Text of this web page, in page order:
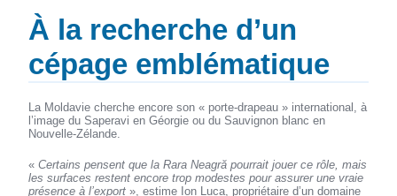
À la recherche d’un
cépage emblématique
La Moldavie cherche encore son « porte-drapeau » international, à
l’image du Saperavi en Géorgie ou du Sauvignon blanc en
Nouvelle-Zélande.
«Certains pensent que la Rara Neagră pourrait jouer ce rôle, mais
les surfaces restent encore trop modestes pour assurer une vraie
présence à l’export », estime Ion Luca, propriétaire d’un domaine